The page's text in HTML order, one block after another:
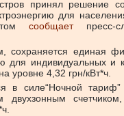
принял решение
для
сообщаетпресс-
сохраняется единая
для индивидуальных и
уровне 4,32 грн/кВт*ч.
в силе“Ночной
двухзонным